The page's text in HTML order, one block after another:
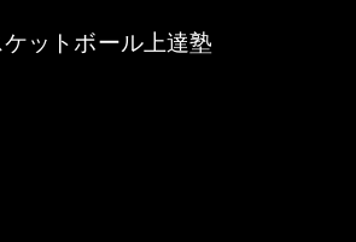
ットボール上達塾